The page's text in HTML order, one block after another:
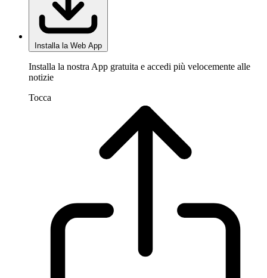
Installa la Web App
Installa la nostra App gratuita e accedi più velocemente alle
notizie
Tocca